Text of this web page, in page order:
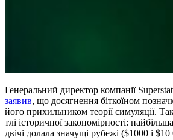
Генеральний директор компанії
заявив, що досягнення біткоїном
його прихильником теорії симуляції.
тлі історичної закономірності:
двічі долала значущі рубежі ($1000 і